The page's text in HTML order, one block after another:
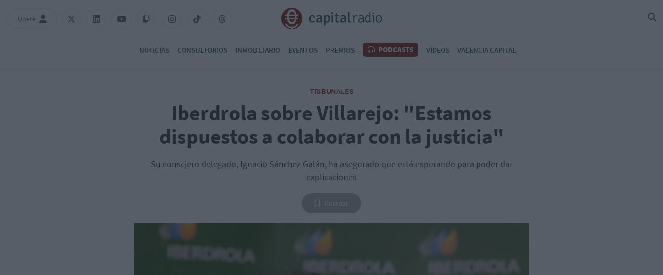
Únete
NOTICIAS CONSULTORIOS INMOBILIARIO EVENTOS PREMIOS PODCASTS VÍDEOS VALENCIA CAPITAL
TRIBUNALES
Iberdrola sobre Villarejo: "Estamos
dispuestos a colaborar con la justicia"
Su consejero delegado, Ignacio Sánchez Galán, ha asegurado que está esperando para poder dar
explicaciones